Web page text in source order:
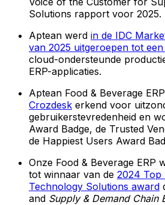
Solutions rapport voor 2025.
Aptean werd in de IDC
van 2025 uitgeroepen tot
cloud-ondersteunde
ERP-applicaties.
Aptean Food & Beverage
Crozdesk erkend voor
gebruikerstevredenheid en
Award Badge, de Trusted
de Happiest Users Award
Onze Food & Beverage ERP
tot winnaar van de 2024 Top
Technology Solutions award
and Supply & Demand Chain